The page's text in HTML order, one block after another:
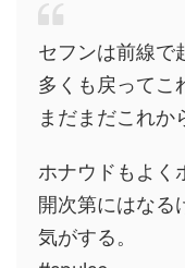
セフンは前線で
多くも戻ってこ
まだまだこれか
ホナウドもよく
開次第にはなる
気がする。